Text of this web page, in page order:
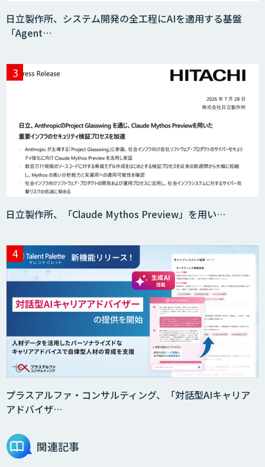
ニーズを理解する対話型AIエージェント
Web接客を進化させる対話型AIエージェ
ント「AI’mON for WEB」
AIエージェント構築支援サービス
スクレイプPro
SAT
DX推進のパートナーに「ジンベイ 生成
AI・DXコンサルティング」
日立製作所、システム開発の全工程にAIを適用する基盤
「Agent…
日立製作所、「Claude Mythos Preview」を用い…
プラスアルファ・コンサルティング、「対話型AIキャリア
アドバイザ…
関連記事